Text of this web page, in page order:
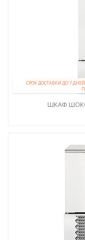
СРОК ДОСТАВКИ ДО 7
ШКАФ